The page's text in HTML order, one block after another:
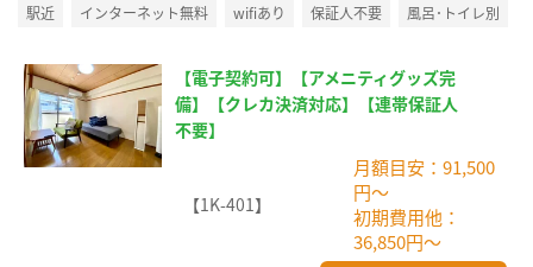
駅近 インターネット無料 wifiあり 保証人不要 風呂･トイレ別
【電子契約可】【アメニティグッズ完
備】【クレカ決済対応】【連帯保証人
不要】
【1K-401】
月額目安：91,500
円～
初期費用他：
36,850円～